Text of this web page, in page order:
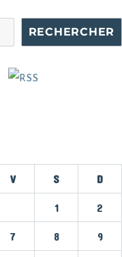
RECHERCHER
V S D
1 2
7 8 9